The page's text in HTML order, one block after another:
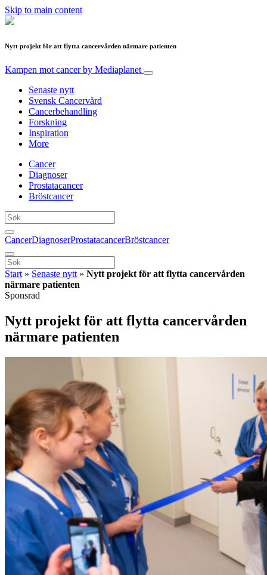
Skip to main content
Nytt projekt för att flytta cancervården närmare patienten
Kampen mot cancerby Mediaplanet
Senaste nytt
Svensk Cancervård
Cancerbehandling
Forskning
Inspiration
More
Cancer
Diagnoser
Prostatacancer
Bröstcancer
CancerDiagnoserProstatacancerBröstcancer
Start » Senaste nytt » Nytt projekt för att flytta cancervården
närmare patienten
Sponsrad
Nytt projekt för att flytta cancervården
närmare patienten